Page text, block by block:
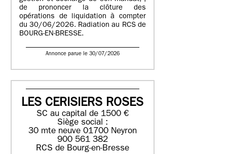
de prononcer la clôture des
opérations de liquidation à compter
du 30/06/2026. Radiation au RCS de
BOURG-EN-BRESSE.
Annonce parue le 30/07/2026
LES CERISIERS ROSES
SC au capital de 1500 €
Siège social :
30 mte neuve 01700 Neyron
900 561 382
RCS de Bourg-en-Bresse